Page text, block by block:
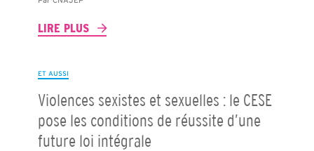
LIRE PLUS
ET AUSSI
Violences sexistes et sexuelles : le CESE
pose les conditions de réussite d’une
future loi intégrale